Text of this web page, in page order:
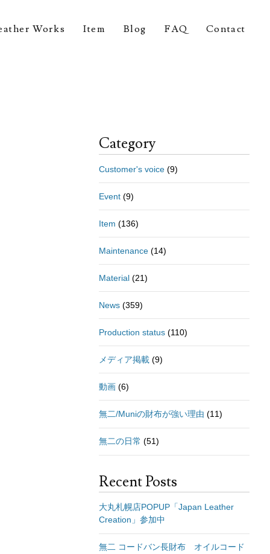
Works Item Blog FAQ Contact
Category
Customer's voice (9)
Event (9)
Item (136)
Maintenance (14)
Material (21)
News (359)
Production status (110)
メディア掲載 (9)
動画 (6)
無二/Muniの財布が強い理由 (11)
無二の日常 (51)
Recent Posts
大丸札幌店POPUP「Japan Leather
Creation」参加中
無二 コードバン長財布 オイルコード